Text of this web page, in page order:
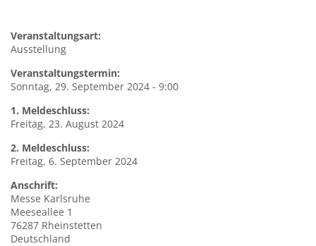
Veranstaltungsart:
Ausstellung
Veranstaltungstermin:
Sonntag, 29. September 2024 - 9:00
1. Meldeschluss:
Freitag, 23. August 2024
2. Meldeschluss:
Freitag, 6. September 2024
Anschrift:
Messe Karlsruhe
Meeseallee 1
76287 Rheinstetten
Deutschland